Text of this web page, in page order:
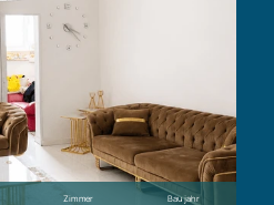
Zimmer Baujahr